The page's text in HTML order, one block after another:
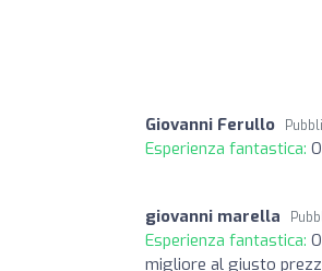
Giovanni Ferullo
Esperienza fantastica:
giovanni marella
Esperienza fantastica:
migliore al giusto